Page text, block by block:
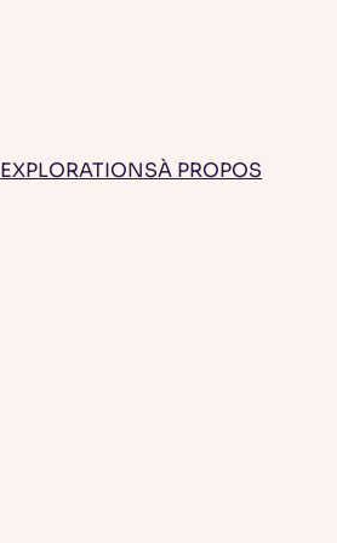
EXPLORATIONSÀ PROPOS